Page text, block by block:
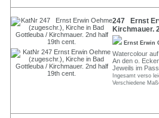
247 Ernst
Kirchmauer.
Ernst Erwin
Watercolour
An den o.
Jeweils im
Ingesamt verso
Verschiedene